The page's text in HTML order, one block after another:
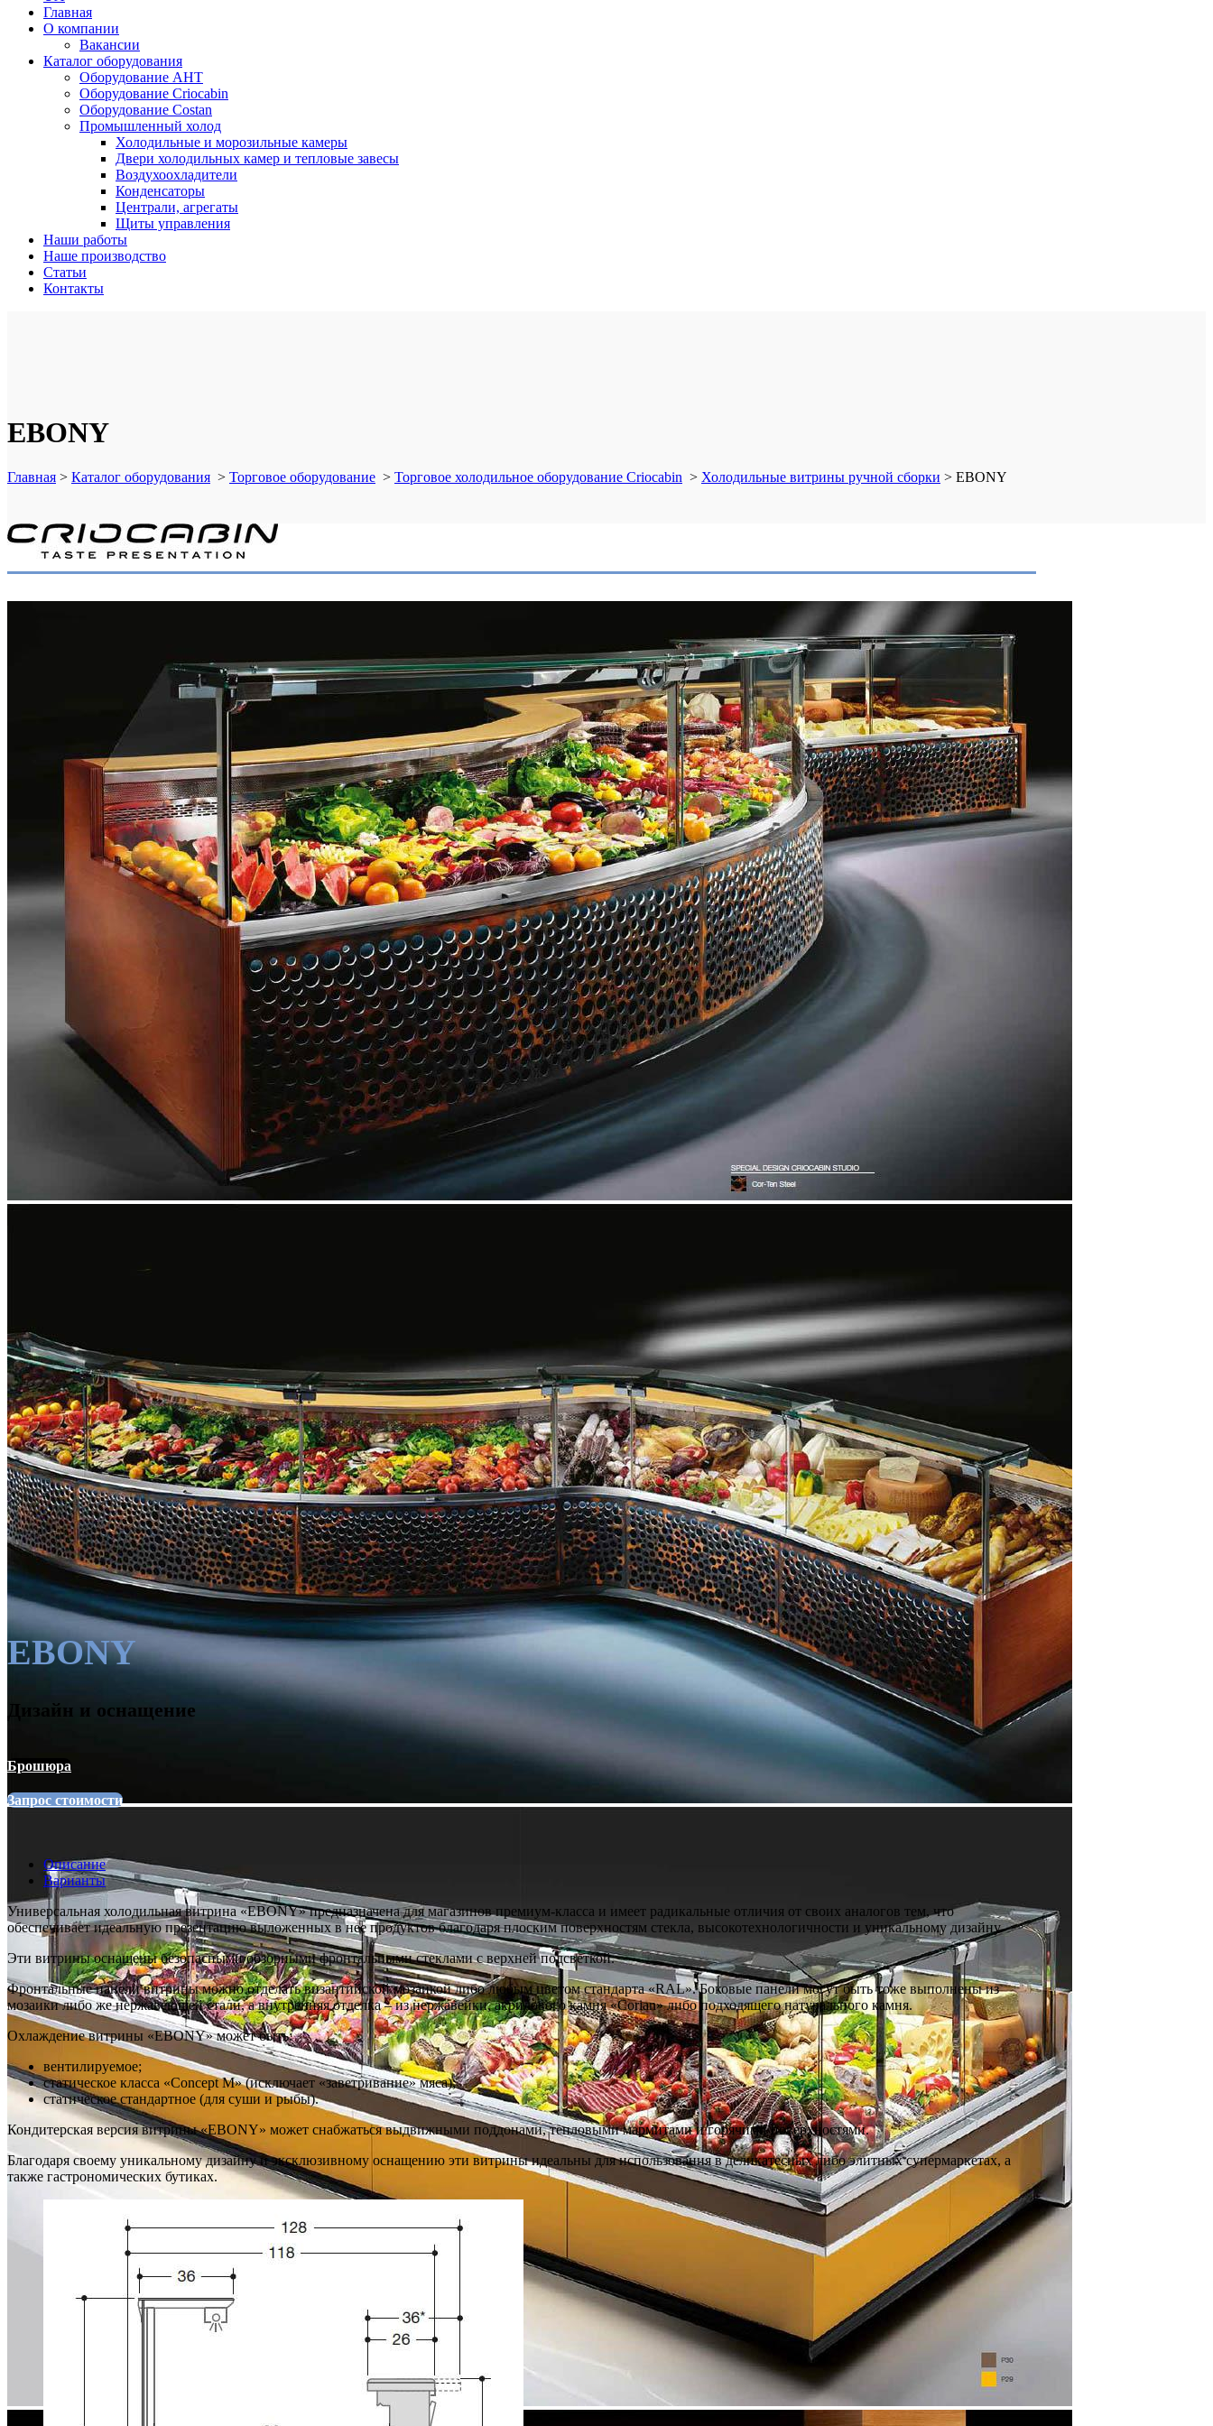
Главная
О компании
Вакансии
Каталог оборудования
Оборудование AHT
Оборудование Criocabin
Оборудование Costan
Промышленный холод
Холодильные и морозильные камеры
Двери холодильных камер и тепловые завесы
Воздухоохладители
Конденсаторы
Централи, агрегаты
Щиты управления
Наши работы
Наше производство
Статьи
Контакты
EBONY
Главная > Каталог оборудования > Торговое оборудование > Торговое холодильное оборудование Criocabin > Холодильные витрины ручной сборки > EBONY
EBONY
Дизайн и оснащение
Брошюра
Запрос стоимости
Описание
Варианты
Универсальная холодильная витрина «EBONY» предназначена для магазинов премиум-класса и имеет радикальные отличия от своих аналогов тем, что
обеспечивает идеальную презентацию выложенных в нее продуктов благодаря плоским поверхностям стекла, высокотехнологичности и уникальному дизайну.
Эти витрины оснащены безопасными обзорными фронтальными стеклами с верхней подсветкой.
Фронтальные панели витрины можно отделать византийской мозаикой либо любым цветом стандарта «RAL». Боковые панели могут быть тоже выполнены из
мозаики либо же нержавеющей стали, а внутренняя отделка – из нержавейки, акрилового камня «Corian» либо подходящего натурального камня.
Охлаждение витрины «EBONY» может быть:
вентилируемое;
статическое класса «Concept M» (исключает «заветривание» мяса);
статическое стандартное (для суши и рыбы).
Кондитерская версия витрины «EBONY» может снабжаться выдвижными поддонами, тепловыми мармитами и горячими поверхностями.
Благодаря своему уникальному дизайну и эксклюзивному оснащению эти витрины идеальны для использования в деликатесных либо элитных супермаркетах, а
также гастрономических бутиках.